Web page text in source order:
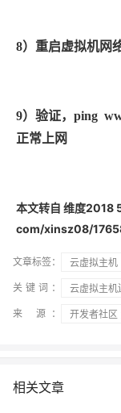
8）重启虚拟机网
9）验证， ping
正常上网
本文转自 维度2018
com/xinsz08/
文章标签： 云虚拟主机
关键词：
云虚拟主机
来 源：
开发者社区
相关文章